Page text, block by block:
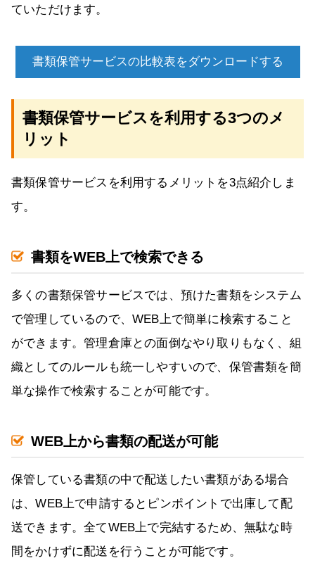
ていただけます。
書類保管サービスの比較表をダウンロードする
書類保管サービスを利用する3つのメ
リット
書類保管サービスを利用するメリットを3点紹介しま
す。
書類をWEB上で検索できる
多くの書類保管サービスでは、預けた書類をシステム
で管理しているので、WEB上で簡単に検索すること
ができます。管理倉庫との面倒なやり取りもなく、組
織としてのルールも統一しやすいので、保管書類を簡
単な操作で検索することが可能です。
WEB上から書類の配送が可能
保管している書類の中で配送したい書類がある場合
は、WEB上で申請するとピンポイントで出庫して配
送できます。全てWEB上で完結するため、無駄な時
間をかけずに配送を行うことが可能です。